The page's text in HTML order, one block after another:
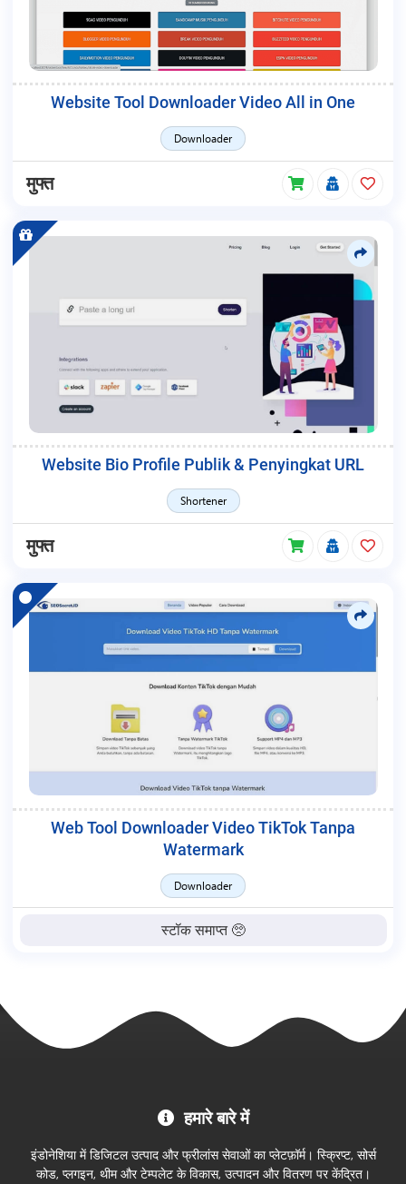
Website Tool Downloader Video All in One
Downloader
मुफ्त
Website Bio Profile Publik & Penyingkat URL
Shortener
मुफ्त
Web Tool Downloader Video TikTok Tanpa
Watermark
Downloader
स्टॉक समाप्त 🥺
आधिकारिक
हमारे बारे में
इंडोनेशिया में डिजिटल उत्पाद और फ्रीलांस सेवाओं का प्लेटफ़ॉर्म। स्क्रिप्ट, सोर्स
कोड, प्लगइन, थीम और टेम्पलेट के विकास, उत्पादन और वितरण पर केंद्रित।